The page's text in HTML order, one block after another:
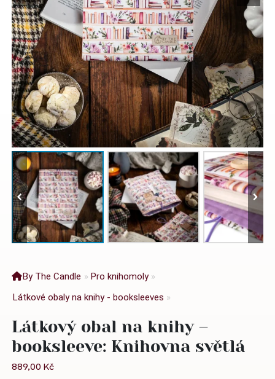
By The Candle » Pro knihomoly »
Látkové obaly na knihy - booksleeves »
Látkový obal na knihy –
booksleeve: Knihovna světlá
889,00 Kč